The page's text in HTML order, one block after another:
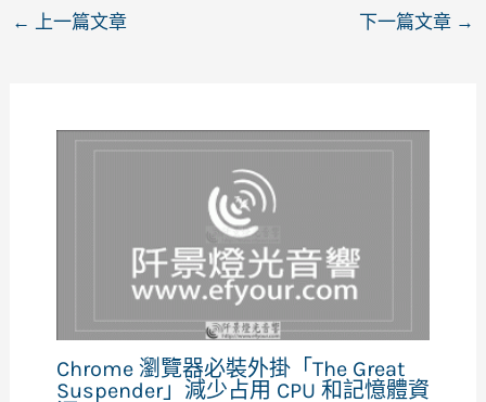
← 上一篇文章 下一篇文章 →
Chrome 瀏覽器必裝外掛「The Great
Suspender」減少占用 CPU 和記憶體資